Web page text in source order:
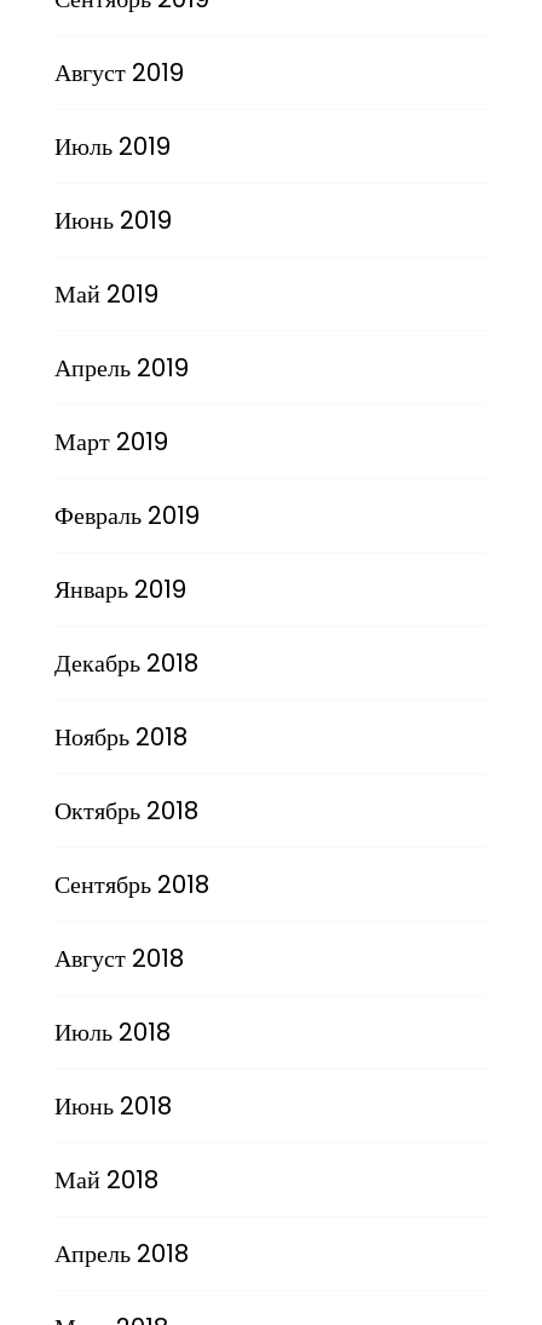
Август 2019
Июль 2019
Июнь 2019
Май 2019
Апрель 2019
Март 2019
Февраль 2019
Январь 2019
Декабрь 2018
Ноябрь 2018
Октябрь 2018
Сентябрь 2018
Август 2018
Июль 2018
Июнь 2018
Май 2018
Апрель 2018